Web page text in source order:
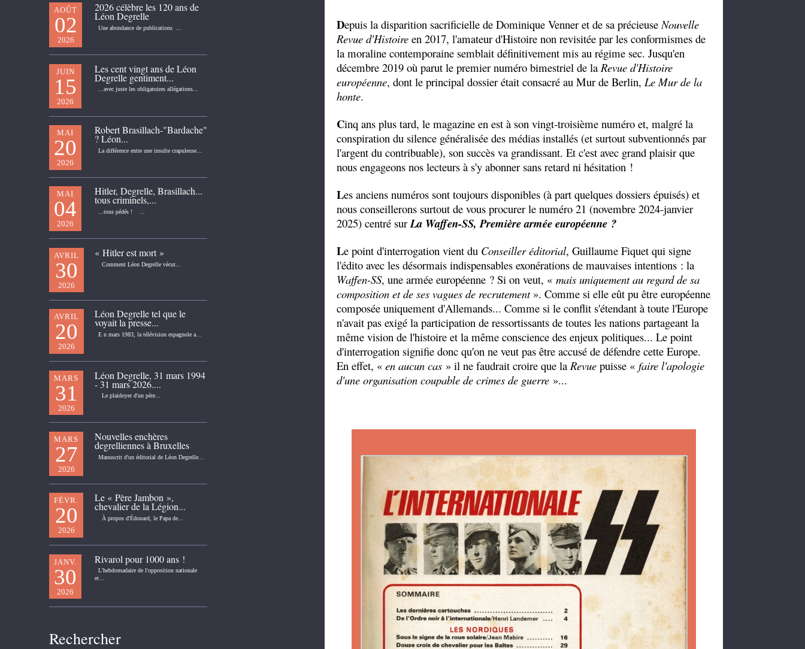
AOÛT
02
2026
2026 célèbre les 120 ans de
Léon Degrelle
Une abondance de publications ...
JUIN
15
2026
Les cent vingt ans de Léon
Degrelle gentiment...
...avec juste les obligatoires allégations...
MAI
20
2026
Robert Brasillach-"Bardache"
? Léon...
La différence entre une insulte crapuleuse...
MAI
04
2026
Hitler, Degrelle, Brasillach...
tous criminels,...
...tous pédés ! ...
AVRIL
30
2026
« Hitler est mort »
Comment Léon Degrelle vécut...
AVRIL
20
2026
Léon Degrelle tel que le
voyait la presse...
E n mars 1983, la télévision espagnole a...
MARS
31
2026
Léon Degrelle, 31 mars 1994
- 31 mars 2026....
Le plaidoyer d'un père...
MARS
27
2026
Nouvelles enchères
degrelliennes à Bruxelles
Manuscrit d'un éditorial de Léon Degrelle...
FÉVR.
20
2026
Le « Père Jambon »,
chevalier de la Légion...
À propos d'Édouard, le Papa de...
JANV.
30
2026
Rivarol pour 1000 ans !
L'hebdomadaire de l'opposition nationale
et...
Rechercher
Depuis la disparition sacrificielle de Dominique Venner et de sa précieuse Nouvelle
Revue d'Histoire en 2017, l'amateur d'Histoire non revisitée par les conformismes de
la moraline contemporaine semblait définitivement mis au régime sec. Jusqu'en
décembre 2019 où parut le premier numéro bimestriel de la Revue d'Histoire
européenne, dont le principal dossier était consacré au Mur de Berlin, Le Mur de la
honte.
Cinq ans plus tard, le magazine en est à son vingt-troisième numéro et, malgré la
conspiration du silence généralisée des médias installés (et surtout subventionnés par
l'argent du contribuable), son succès va grandissant. Et c'est avec grand plaisir que
nous engageons nos lecteurs à s'y abonner sans retard ni hésitation !
Les anciens numéros sont toujours disponibles (à part quelques dossiers épuisés) et
nous conseillerons surtout de vous procurer le numéro 21 (novembre 2024-janvier
2025) centré sur La Waffen-SS, Première armée européenne ?
Le point d'interrogation vient du Conseiller éditorial, Guillaume Fiquet qui signe
l'édito avec les désormais indispensables exonérations de mauvaises intentions : la
Waffen-SS, une armée européenne ? Si on veut, «mais uniquement au regard de sa
composition et de ses vagues de recrutement». Comme si elle eût pu être européenne
composée uniquement d'Allemands... Comme si le conflit s'étendant à toute l'Europe
n'avait pas exigé la participation de ressortissants de toutes les nations partageant la
même vision de l'histoire et la même conscience des enjeux politiques... Le point
d'interrogation signifie donc qu'on ne veut pas être accusé de défendre cette Europe.
En effet, «en aucun cas » il ne faudrait croire que la Revue puisse «faire l'apologie
d'une organisation coupable de crimes de guerre »...